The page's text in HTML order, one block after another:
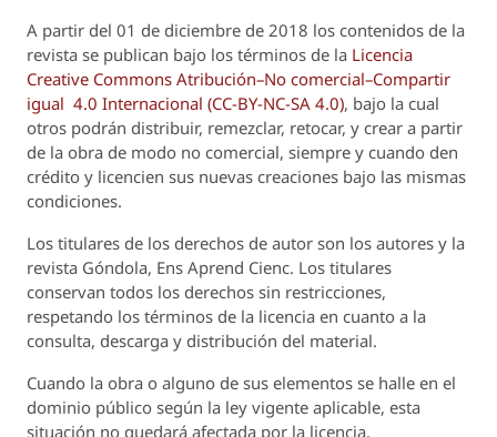
A partir del 01 de diciembre de 2018 los contenidos de la
revista se publican bajo los términos de la Licencia
Creative Commons Atribución–No comercial–Compartir
igual 4.0 Internacional (CC-BY-NC-SA 4.0), bajo la cual
otros podrán distribuir, remezclar, retocar, y crear a partir
de la obra de modo no comercial, siempre y cuando den
crédito y licencien sus nuevas creaciones bajo las mismas
condiciones.
Los titulares de los derechos de autor son los autores y la
revista Góndola, Ens Aprend Cienc. Los titulares
conservan todos los derechos sin restricciones,
respetando los términos de la licencia en cuanto a la
consulta, descarga y distribución del material.
Cuando la obra o alguno de sus elementos se halle en el
dominio público según la ley vigente aplicable, esta
situación no quedará afectada por la licencia.